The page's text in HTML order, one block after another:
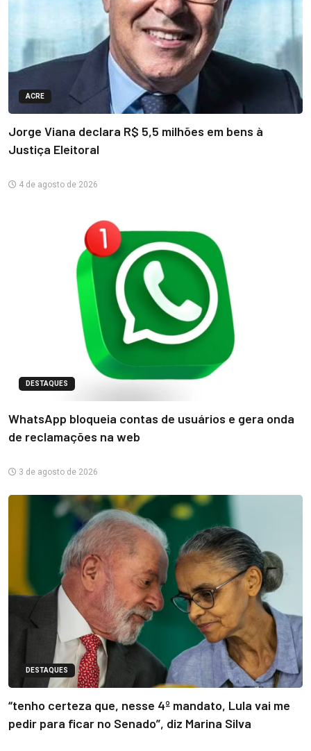
ACRE
Jorge Viana declara R$ 5,5 milhões em bens à
Justiça Eleitoral
4 de agosto de 2026
DESTAQUES
WhatsApp bloqueia contas de usuários e gera onda
de reclamações na web
3 de agosto de 2026
DESTAQUES
“tenho certeza que, nesse 4º mandato, Lula vai me
pedir para ficar no Senado”, diz Marina Silva